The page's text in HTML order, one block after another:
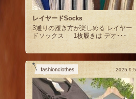
レイヤードSocks
3通りの履き方が楽しめる レイヤー
ドソックス 1枚履きは デオ･･･
fashionclothes 2025.9.5